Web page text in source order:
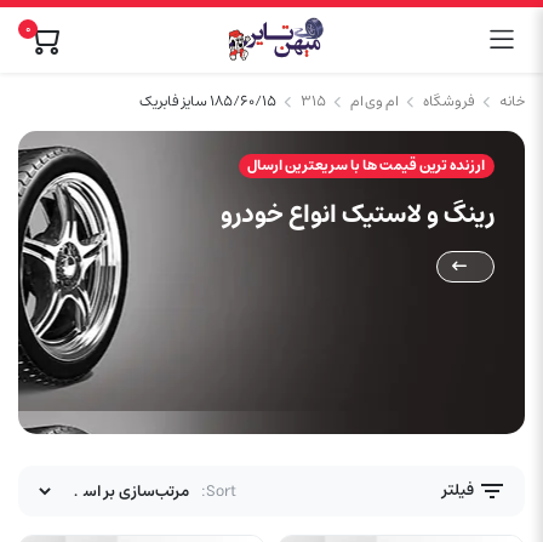
0
خانه فروشگاه ام وی ام ۳۱۵ ۱۸۵/۶۰/۱۵ سایز فابریک
ارزنده ترین قیمت ها با سریعترین ارسال
رینگ و لاستیک انواع خودرو
فیلتر Sort: